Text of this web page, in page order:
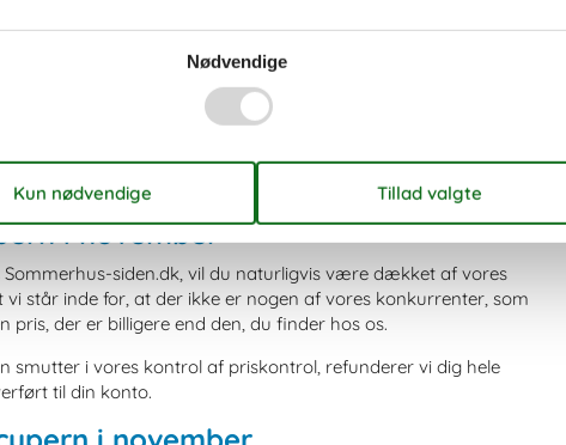
former for vandsport: Vandski, windsurfing og bananaboat er
strandene er der rig mulighed for at prøve såvel nye som
eksempelvis Kykkos-klostret i 1300 meters højde. Selv efter
et museum.
i november
siden.dk, vil du naturligvis være dækket af vores
står inde for, at der ikke er nogen af vores konkurrenter, som
der er billigere end den, du finder hos os.
smutter i vores kontrol af priskontrol, refunderer vi dig hele
til din konto.
Nødvendige